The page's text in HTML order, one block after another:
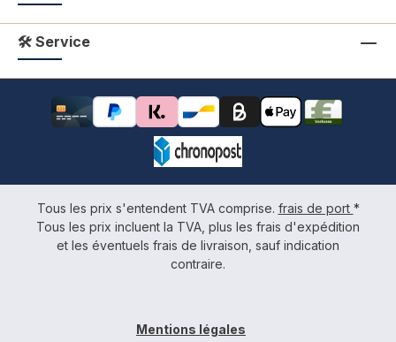
🛠 Service
Tous les prix s'entendent TVA comprise. frais de port *
Tous les prix incluent la TVA, plus les frais d'expédition
et les éventuels frais de livraison, sauf indication
contraire.
Mentions légales